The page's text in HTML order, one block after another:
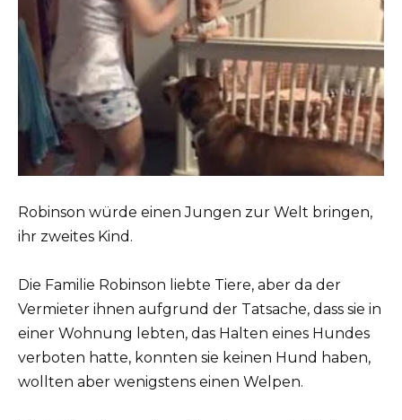
Robinson würde einen Jungen zur Welt bringen,
ihr zweites Kind.
Die Familie Robinson liebte Tiere, aber da der
Vermieter ihnen aufgrund der Tatsache, dass sie in
einer Wohnung lebten, das Halten eines Hundes
verboten hatte, konnten sie keinen Hund haben,
wollten aber wenigstens einen Welpen.